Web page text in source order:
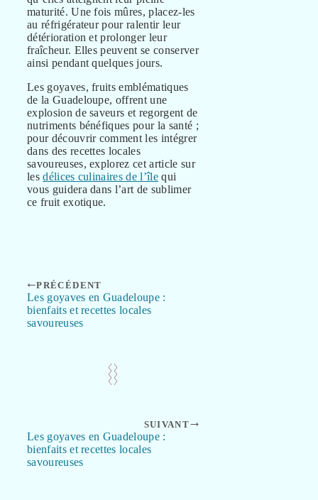
maturité. Une fois mûres, placez-les
au réfrigérateur pour ralentir leur
détérioration et prolonger leur
fraîcheur. Elles peuvent se conserver
ainsi pendant quelques jours.
Les goyaves, fruits emblématiques
de la Guadeloupe, offrent une
explosion de saveurs et regorgent de
nutriments bénéfiques pour la santé ;
pour découvrir comment les intégrer
dans des recettes locales
savoureuses, explorez cet article sur
lesdélices culinaires de l’îlequi
vous guidera dans l’art de sublimer
ce fruit exotique.
PRÉCÉDENT
Les goyaves en Guadeloupe :
bienfaits et recettes locales
savoureuses
SUIVANT
Les goyaves en Guadeloupe :
bienfaits et recettes locales
savoureuses